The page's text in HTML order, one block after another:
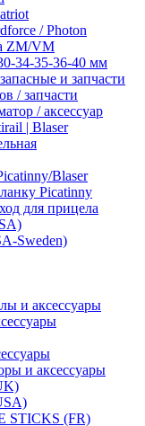
/ Photon
ZM/VM
34-35-36-40 мм
и запчасти
/ запчасти
/ аксессуар
| Blaser
Blaser
Picatinny
для прицела
Sweden)
и аксессуары
и аксессуары
STICKS (FR)